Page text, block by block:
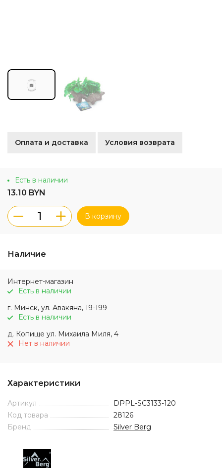
Оплата и доставка Условия возврата
Есть в наличии
13.10 BYN
В корзину
Наличие
Интернет-магазин
Есть в наличии
г. Минск, ул. Авакяна, 19-199
Есть в наличии
д. Копище ул. Михаила Миля, 4
Нет в наличии
Характеристики
Артикул
DPPL-SC3133-120
Код товара
28126
Бренд
Silver Berg